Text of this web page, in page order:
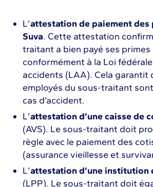
L’attestation de paiement des
Suva. Cette attestation
traitant a bien payé ses primes
conformément à la Loi fédérale
accidents (LAA). Cela garantit
employés du sous-traitant
cas d’accident.
L’attestation d’une caisse de
(AVS). Le sous-traitant doit
règle avec le paiement des
(assurance vieillesse et
L’attestation d’une institution
(LPP). Le sous-traitant doit